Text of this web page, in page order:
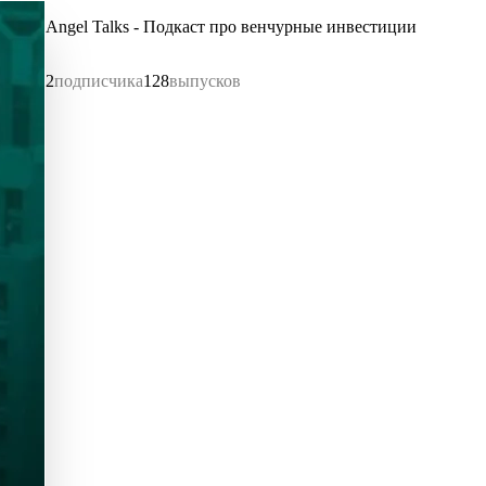
Angel Talks - Подкаст про венчурные инвестиции
2подписчика128выпусков